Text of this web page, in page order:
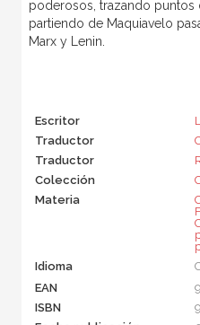
poderosos, trazando puntos
partiendo de Maquiavelo
Marx y Lenin.
Escritor
Traductor
Traductor
Colección
Materia
Idioma
EAN
ISBN